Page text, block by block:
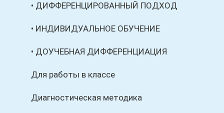
• ДИФФЕРЕНЦИРОВАННЫЙ ПОДХОД
• ИНДИВИДУАЛЬНОЕ ОБУЧЕНИЕ
• ДОУЧЕБНАЯ ДИФФЕРЕНЦИАЦИЯ
Для работы в классе
Диагностическая методика